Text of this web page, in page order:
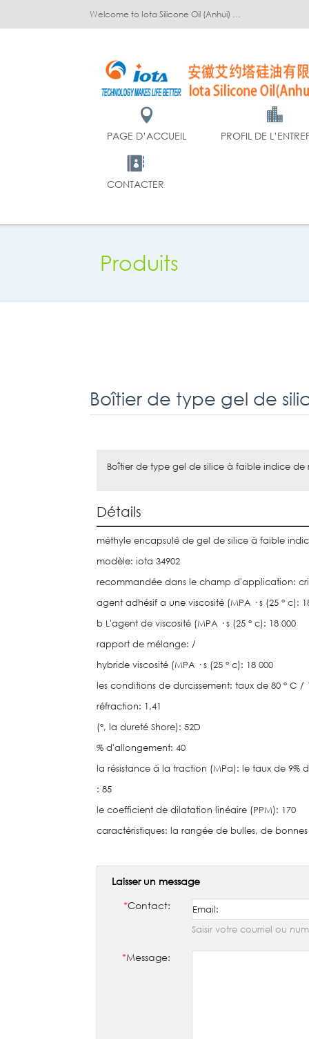
Welcome to Iota Silicone Oil (Anhui) Co., Ltd.!
PAGE D’ACCUEIL PROFIL DE
CONTACTER
Produits
Boîtier de type gel de silice à faible indice de
Détails
méthyle encapsulé de gel de silice à faible
modèle: iota 34902
recommandée dans le champ d'application:
agent adhésif a une viscosité (MPA · s (25 ° c):
b L'agent de viscosité (MPA · s (25 ° c): 18 000
rapport de mélange: /
hybride viscosité (MPA · s (25 ° c): 18 000
les conditions de durcissement: taux de 80 ° C /
réfraction: 1,41
(°, la dureté Shore): 52D
% d'allongement: 40
la résistance à la traction (MPa): le taux de 9%
: 85
le coefficient de dilatation linéaire (PPM): 170
caractéristiques: la rangée de bulles, de
Laisser un message
*Contact:
Saisir votre courriel ou
*Message: